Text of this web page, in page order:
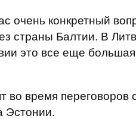
очень конкретный
страны Балтии. В
это все еще
во время переговоров
Эстонии.